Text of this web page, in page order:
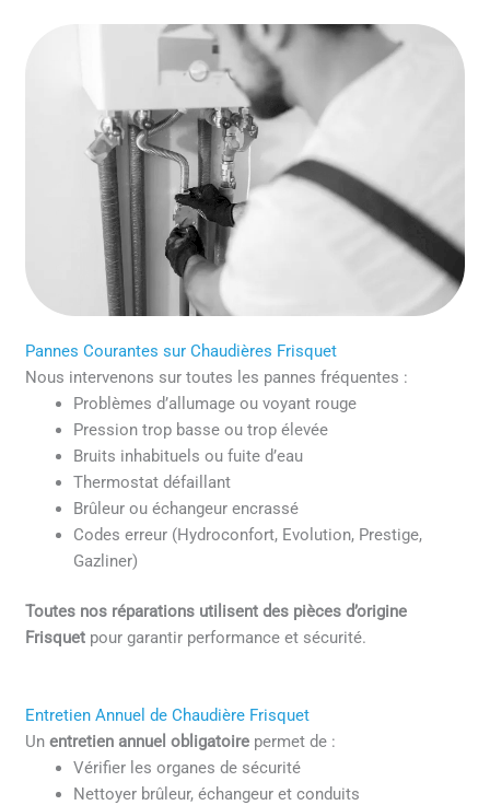
Pannes Courantes sur Chaudières Frisquet
Nous intervenons sur toutes les pannes fréquentes :
Problèmes d’allumage ou voyant rouge
Pression trop basse ou trop élevée
Bruits inhabituels ou fuite d’eau
Thermostat défaillant
Brûleur ou échangeur encrassé
Codes erreur (Hydroconfort, Evolution, Prestige,
Gazliner)
Toutes nos réparations utilisent des pièces d’origine
Frisquet pour garantir performance et sécurité.
Entretien Annuel de Chaudière Frisquet
Unentretien annuel obligatoire permet de :
Vérifier les organes de sécurité
Nettoyer brûleur, échangeur et conduits